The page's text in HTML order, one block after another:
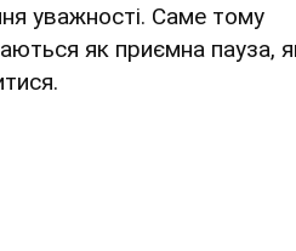
уважності. Саме тому
як приємна пауза,